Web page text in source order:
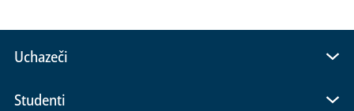
Uchazeči
Studenti